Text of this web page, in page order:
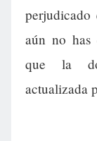
perjudicado
aún no has
que la
actualizada